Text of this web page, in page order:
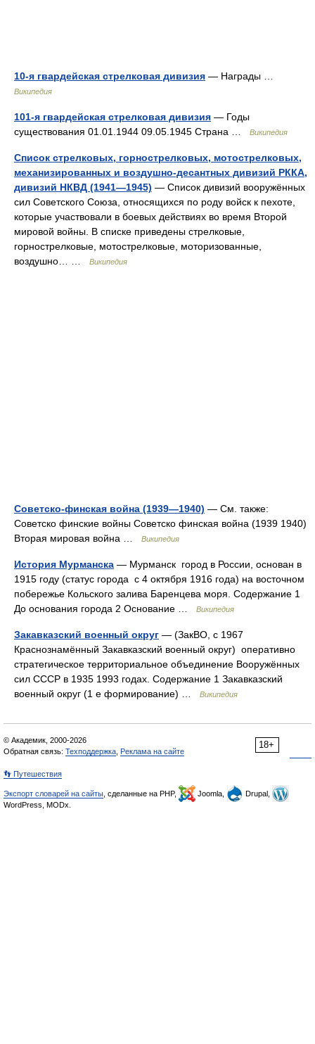
10-я гвардейская стрелковая дивизия — Награды …
Википедия
101-я гвардейская стрелковая дивизия — Годы
существования 01.01.1944 09.05.1945 Страна …
Википедия
Список стрелковых, горнострелковых, мотострелковых,
механизированных и воздушно-десантных дивизий РККА,
дивизий НКВД (1941—1945) — Список дивизий вооружённых
сил Советского Союза, относящихся по роду войск к пехоте,
которые участвовали в боевых действиях во время Второй
мировой войны. В списке приведены стрелковые,
горнострелковые, мотострелковые, моторизованные,
воздушно… …
Википедия
Советско-финская война (1939—1940) — См. также:
Советско финские войны Советско финская война (1939 1940)
Вторая мировая война …
Википедия
История Мурманска — Мурманск город в России, основан в
1915 году (статус города с 4 октября 1916 года) на восточном
побережье Кольского залива Баренцева моря. Содержание 1
До основания города 2 Основание …
Википедия
Закавказский военный округ — (ЗакВО, с 1967
Краснознамённый Закавказский военный округ) оперативно
стратегическое территориальное объединение Вооружённых
сил СССР в 1935 1993 годах. Содержание 1 Закавказский
военный округ (1 е формирование) …
Википедия
18+
© Академик, 2000-2026
Обратная связь: Техподдержка Реклама на сайте
👣 Путешествия
Экспорт словарей на сайты , сделанные на PHP, Joomla,
Drupal,
WordPress, MODx.